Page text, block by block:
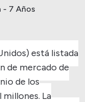
- 7 Años
está listada
de mercado de
de los
La